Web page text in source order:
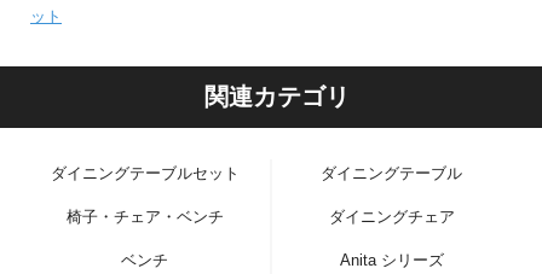
ット
関連カテゴリ
ダイニングテーブルセット ダイニングテーブル
椅子・チェア・ベンチ ダイニングチェア
ベンチ Anita シリーズ